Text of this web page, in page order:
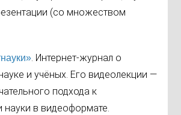
(со множеством
. Интернет-журнал о
и учёных. Его видеолекции —
подхода к
науки в видеоформате.